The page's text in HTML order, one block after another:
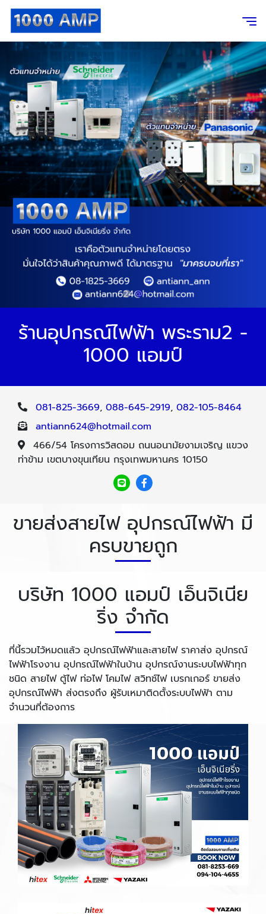
ร้านอุปกรณ์ไฟฟ้า พระราม2 -
1000 แอมป์
081-825-3669, 088-645-2919, 082-105-8464
antiann624@hotmail.com
466/54 โครงการวิสดอม ถนนอนามัยงามเจริญ แขวง
ท่าข้าม เขตบางขุนเทียน กรุงเทพมหานคร 10150
ขายส่งสายไฟ อุปกรณ์ไฟฟ้า มี
ครบขายถูก
บริษัท 1000 แอมป์ เอ็นจิเนีย
ริ่ง จำกัด
ที่นี้รวมไว้หมดแล้ว อุปกรณ์ไฟฟ้าและสายไฟ ราคาส่ง อุปกรณ์
ไฟฟ้าโรงงาน อุปกรณ์ไฟฟ้าในบ้าน อุปกรณ์งานระบบไฟฟ้าทุก
ชนิด สายไฟ ตู้ไฟ ท่อไฟ โคมไฟ สวิทช์ไฟ เบรกเกอร์ ขายส่ง
อุปกรณ์ไฟฟ้า ส่งตรงถึง ผู้รับเหมาติดตั้งระบบไฟฟ้า ตาม
จำนวนที่ต้องการ